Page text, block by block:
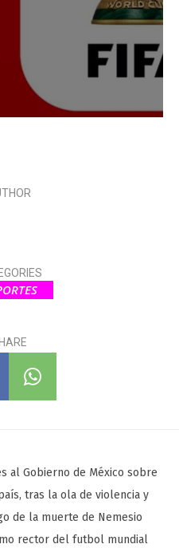
al Gobierno de México sobre
tras la ola de violencia y
de la muerte de Nemesio
rector del futbol mundial